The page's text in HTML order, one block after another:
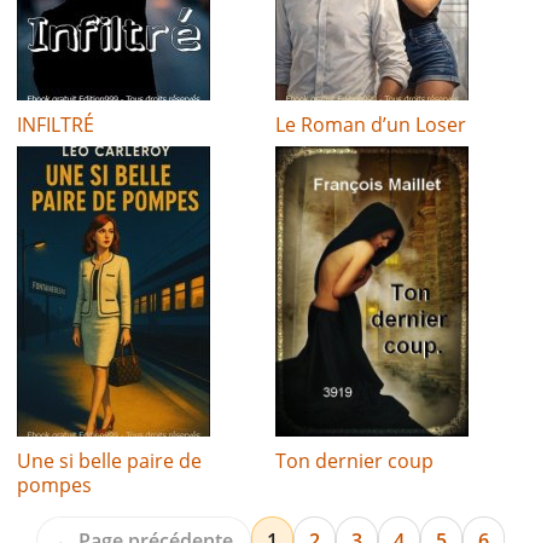
INFILTRÉ Le Roman d’un Loser
Une si belle paire de
pompes
Ton dernier coup